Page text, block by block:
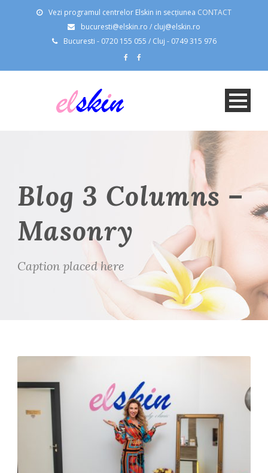
Vezi programul centrelor Elskin in secțiunea CONTACT
bucuresti@elskin.ro / cluj@elskin.ro
Bucuresti - 0720 155 055 / Cluj - 0749 315 976
Blog 3 Columns –
Masonry
Caption placed here